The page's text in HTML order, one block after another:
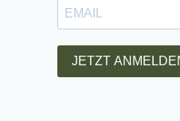
JETZT